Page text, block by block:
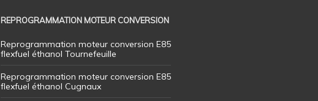
REPROGRAMMATION MOTEUR CONVERSION
Reprogrammation moteur conversion E85
flexfuel éthanol Tournefeuille
Reprogrammation moteur conversion E85
flexfuel éthanol Cugnaux